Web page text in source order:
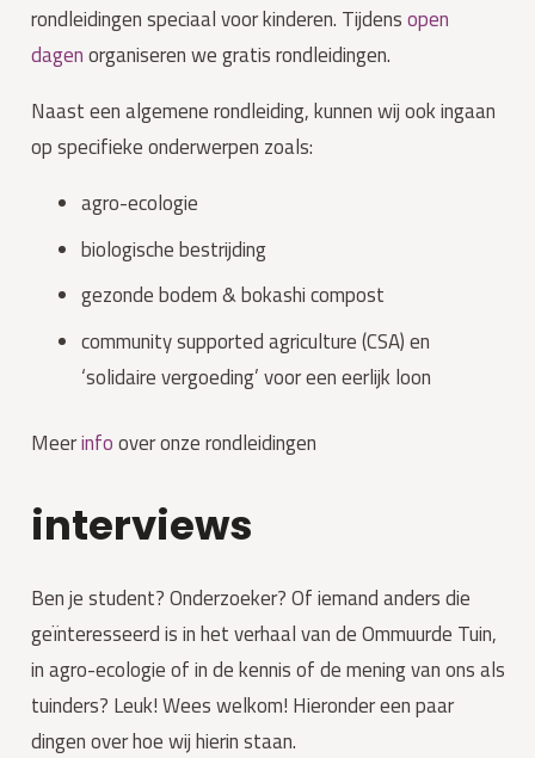
rondleidingen speciaal voor kinderen. Tijdensopen
dagenorganiseren we gratis rondleidingen.
Naast een algemene rondleiding, kunnen wij ook ingaan
op specifieke onderwerpen zoals:
agro-ecologie
biologische bestrijding
gezonde bodem & bokashi compost
community supported agriculture (CSA) en
‘solidaire vergoeding’ voor een eerlijk loon
Meerinfoover onze rondleidingen
interviews
Ben je student? Onderzoeker? Of iemand anders die
geïnteresseerd is in het verhaal van de Ommuurde Tuin,
in agro-ecologie of in de kennis of de mening van ons als
tuinders? Leuk! Wees welkom! Hieronder een paar
dingen over hoe wij hierin staan.